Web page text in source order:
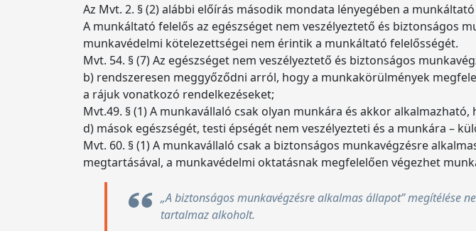
Az Mvt. 2. § (2) alábbi előírás második mondata lényegében a
A munkáltató felelős az egészséget nem veszélyeztető és biztonságos
munkavédelmi kötelezettségei nem érintik a munkáltató felelősségét.
Mvt. 54. § (7) Az egészséget nem veszélyeztető és biztonságos
b) rendszeresen meggyőződni arról, hogy a munkakörülmények
a rájuk vonatkozó rendelkezéseket;
Mvt.49. § (1) A munkavállaló csak olyan munkára és akkor alkalmazható,
d) mások egészségét, testi épségét nem veszélyezteti és a munkára –
Mvt. 60. § (1) A munkavállaló csak a biztonságos munkavégzésre
megtartásával, a munkavédelmi oktatásnak megfelelően végezhet
„A biztonságos munkavégzésre alkalmas állapot” megítélése
tartalmaz alkoholt.